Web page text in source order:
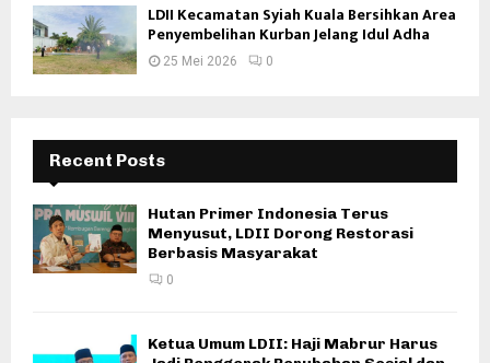
LDII Kecamatan Syiah Kuala Bersihkan Area
Penyembelihan Kurban Jelang Idul Adha
25 Mei 2026 0
Recent Posts
Hutan Primer Indonesia Terus
Menyusut, LDII Dorong Restorasi
Berbasis Masyarakat
0
Ketua Umum LDII: Haji Mabrur Harus